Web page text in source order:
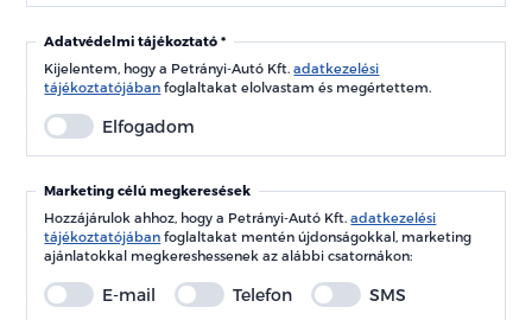
Adatvédelmi tájékoztató
Kijelentem, hogy a Petrányi-Autó Kft.adatkezelési
tájékoztatójában foglaltakat elolvastam és megértettem.
Elfogadom
Marketing célú megkeresések
Hozzájárulok ahhoz, hogy a Petrányi-Autó Kft.adatkezelési
tájékoztatójában foglaltakat mentén újdonságokkal, marketing
ajánlatokkal megkereshessenek az alábbi csatornákon:
E-mail Telefon SMS